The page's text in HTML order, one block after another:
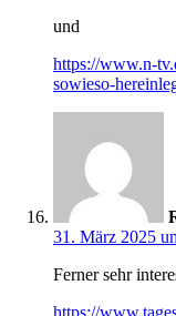
und
https://www.n-
sowieso-
31. März 2025
Ferner sehr